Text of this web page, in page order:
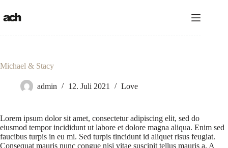
Inhalt
springen
Michael & Stacy
admin 12. Juli 2021 Love
Lorem ipsum dolor sit amet, consectetur adipiscing elit, sed do
eiusmod tempor incididunt ut labore et dolore magna aliqua. Enim sed
faucibus turpis in eu mi. Sed turpis tincidunt id aliquet risus feugiat.
Consequat mauris nunc congue nisi vitae suscipit tellus mauris a. A